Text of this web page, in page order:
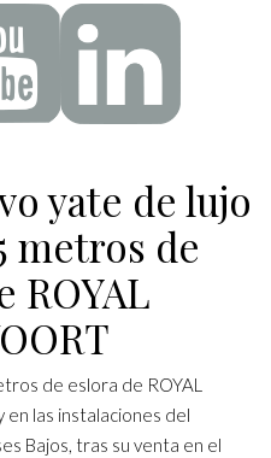
yate de lujo
metros de
ROYAL
de eslora de ROYAL
las instalaciones del
Bajos, tras su venta en el